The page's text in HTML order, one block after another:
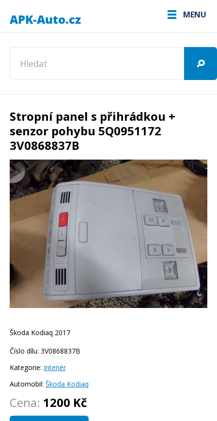
MENU
Stropní panel s přihrádkou +
senzor pohybu 5Q0951172
3V0868837B
Škoda Kodiaq 2017
Číslo dílu: 3V0868837B
Kategorie: Interiér
Automobil: Škoda Kodiaq
Cena: 1200 Kč